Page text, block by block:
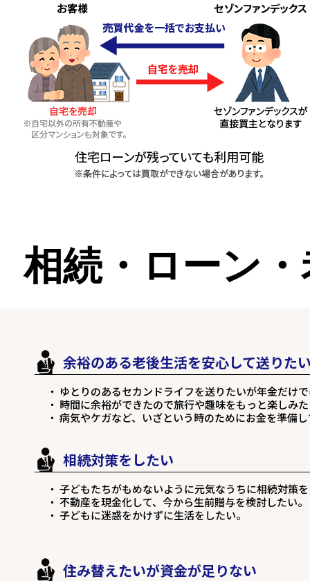
相続・ローン
余裕のある老後生活を安心して送りた
・ ゆとりのあるセカンドライフを送りたいが年金だけ
・ 時間に余裕ができたので旅行や趣味をもっと楽しみ
・ 病気やケガなど、いざという時のためにお金を準備
相続対策をしたい
・ 子どもたちがもめないように元気なうちに相続対策
・ 不動産を現金化して、今から生前贈与を検討したい。
・ 子どもに迷惑をかけずに生活をしたい。
住み替えたいが資金が足りない